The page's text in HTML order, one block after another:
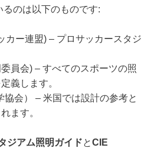
のは以下のものです:
カー連盟) – プロサッカースタジ
員会) – すべてのスポーツの照
義します。
協会） – 米国では設計の参考と
ます。
ジアム照明ガイドとCIE